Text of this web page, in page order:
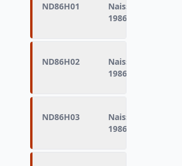
ND86H01
Naissances
1986
ND86H02
Naissances
1986
ND86H03
Naissances
1986